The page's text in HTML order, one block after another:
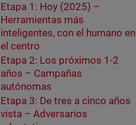
Etapa 1: Hoy (2025) –
Herramientas más
inteligentes, con el humano en
el centro
Etapa 2: Los próximos 1-2
años – Campañas
autónomas
Etapa 3: De tres a cinco años
vista – Adversarios